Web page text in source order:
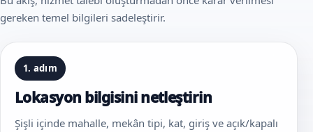
gereken temel bilgileri sadeleştirir.
1. adım
Lokasyon bilgisini netleştirin
Şişli içinde mahalle, mekân tipi, kat, giriş ve açık/kapalı